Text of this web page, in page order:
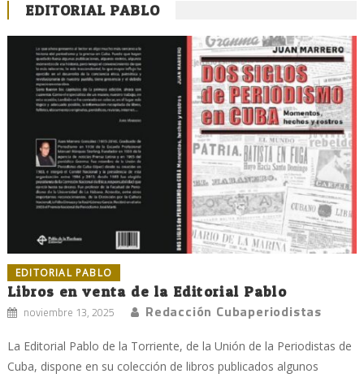
EDITORIAL PABLO
EDITORIAL PABLO
Libros en venta de la Editorial Pablo
noviembre 13, 2025 Redacción Cubaperiodistas
La Editorial Pablo de la Torriente, de la Unión de la Periodistas de
Cuba, dispone en su colección de libros publicados algunos